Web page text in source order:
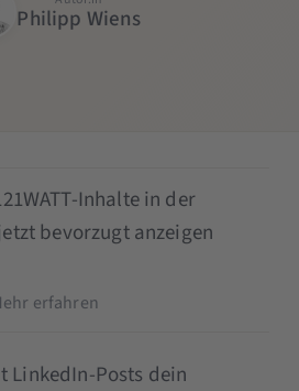
Philipp Wiens
Inhalte in der
bevorzugt anzeigen
erfahren
LinkedIn-Posts dein